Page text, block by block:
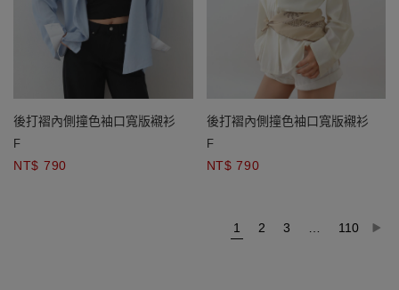
後打褶內側撞色袖口寬版襯衫
F
NT$ 790
後打褶內側撞色袖口寬版襯衫
F
NT$ 790
1 2 3 110